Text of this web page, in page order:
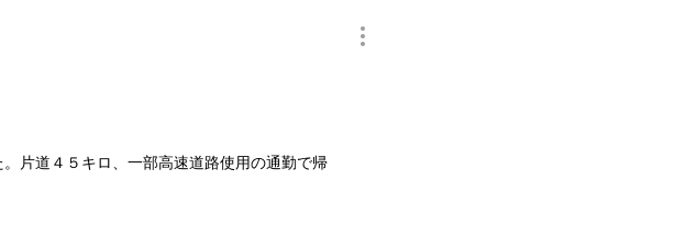
片道４５キロ、一部高速道路使用の通勤で帰